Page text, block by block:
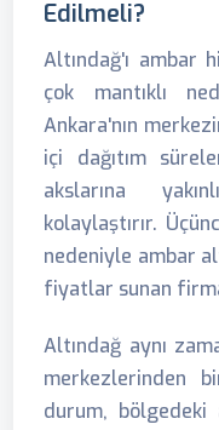
Edilmeli?
Altındağ'ı ambar
çok mantıklı
Ankara'nın
içi dağıtım
akslarına
kolaylaştırır.
nedeniyle ambar
fiyatlar sunan
Altındağ aynı
merkezlerinden
durum, bölgedeki